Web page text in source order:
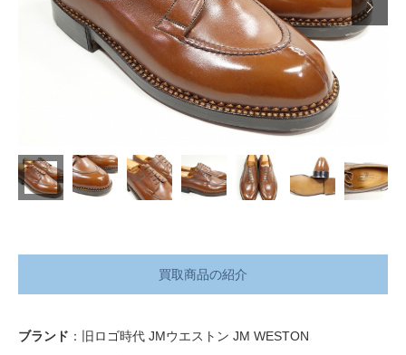

買取商品の紹介
ブランド ：旧ロゴ時代 JMウエストン JM WESTON